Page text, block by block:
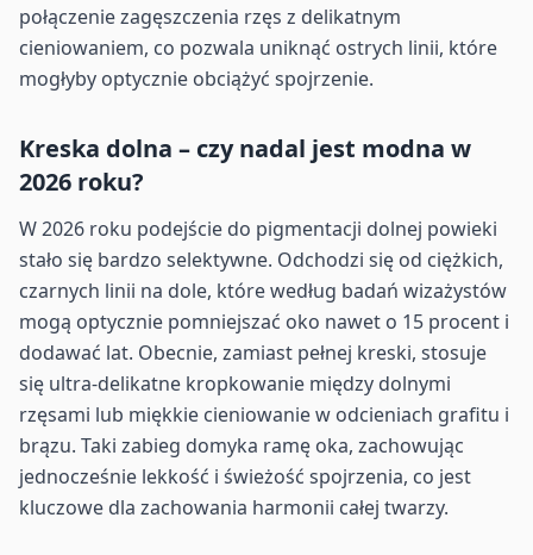
połączenie zagęszczenia rzęs z delikatnym
cieniowaniem, co pozwala uniknąć ostrych linii, które
mogłyby optycznie obciążyć spojrzenie.
Kreska dolna – czy nadal jest modna w
2026 roku?
W 2026 roku podejście do pigmentacji dolnej powieki
stało się bardzo selektywne. Odchodzi się od ciężkich,
czarnych linii na dole, które według badań wizażystów
mogą optycznie pomniejszać oko nawet o 15 procent i
dodawać lat. Obecnie, zamiast pełnej kreski, stosuje
się ultra-delikatne kropkowanie między dolnymi
rzęsami lub miękkie cieniowanie w odcieniach grafitu i
brązu. Taki zabieg domyka ramę oka, zachowując
jednocześnie lekkość i świeżość spojrzenia, co jest
kluczowe dla zachowania harmonii całej twarzy.